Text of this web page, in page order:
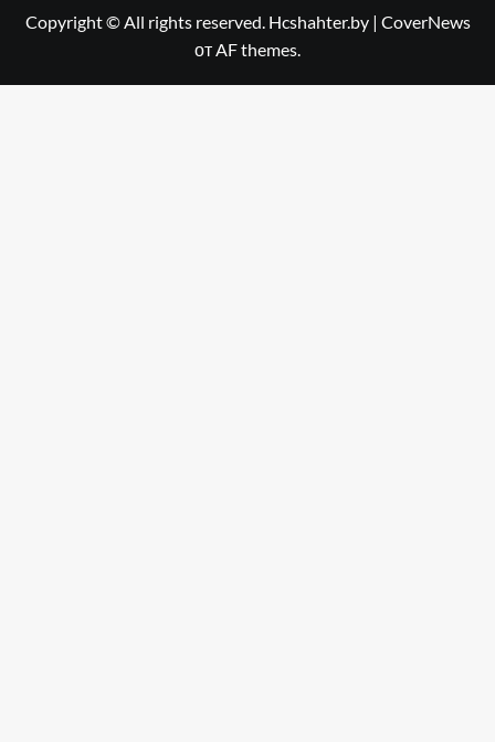
Copyright © All rights reserved. Hcshahter.by | CoverNews
от AF themes.